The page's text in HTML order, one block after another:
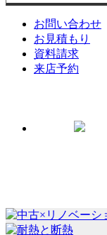
お問い合わせ
お見積もり
資料請求
来店予約